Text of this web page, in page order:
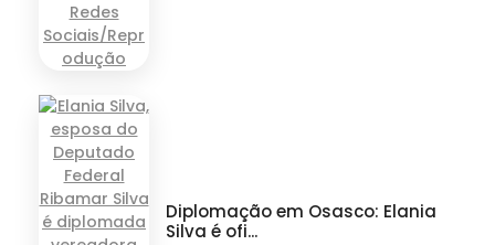
Diplomação em Osasco: Elania
Silva é ofi...